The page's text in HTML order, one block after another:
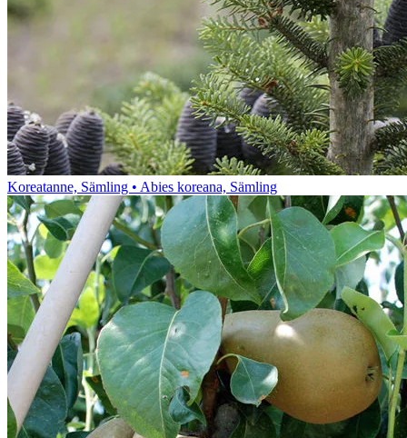
Koreatanne, Sämling • Abies koreana, Sämling